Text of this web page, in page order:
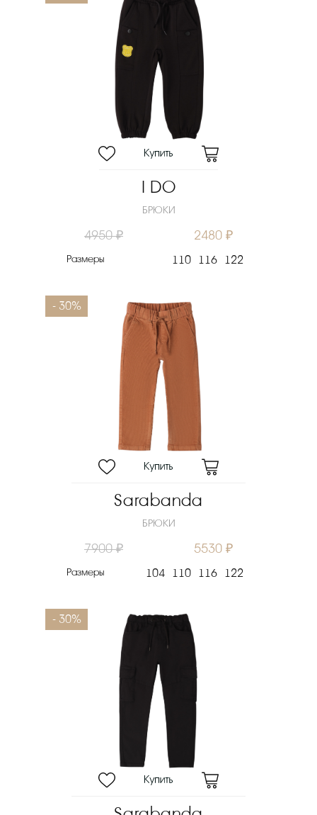
I DO
БРЮКИ
4950 ₽ 2480 ₽
Размеры 110 116 122
- 30%
Sarabanda
БРЮКИ
7900 ₽ 5530 ₽
Размеры 104 110 116 122
- 30%